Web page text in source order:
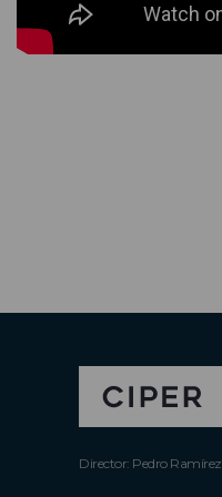
Director: Pedro Ramírez